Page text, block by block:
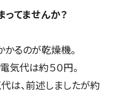
てませんか？
るのが乾燥機。
気代は約５０円。
は、前述しましたが約